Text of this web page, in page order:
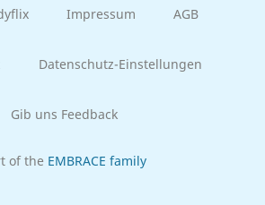
Impressum AGB
Datenschutz-Einstellungen
Gib uns Feedback
of the EMBRACE family